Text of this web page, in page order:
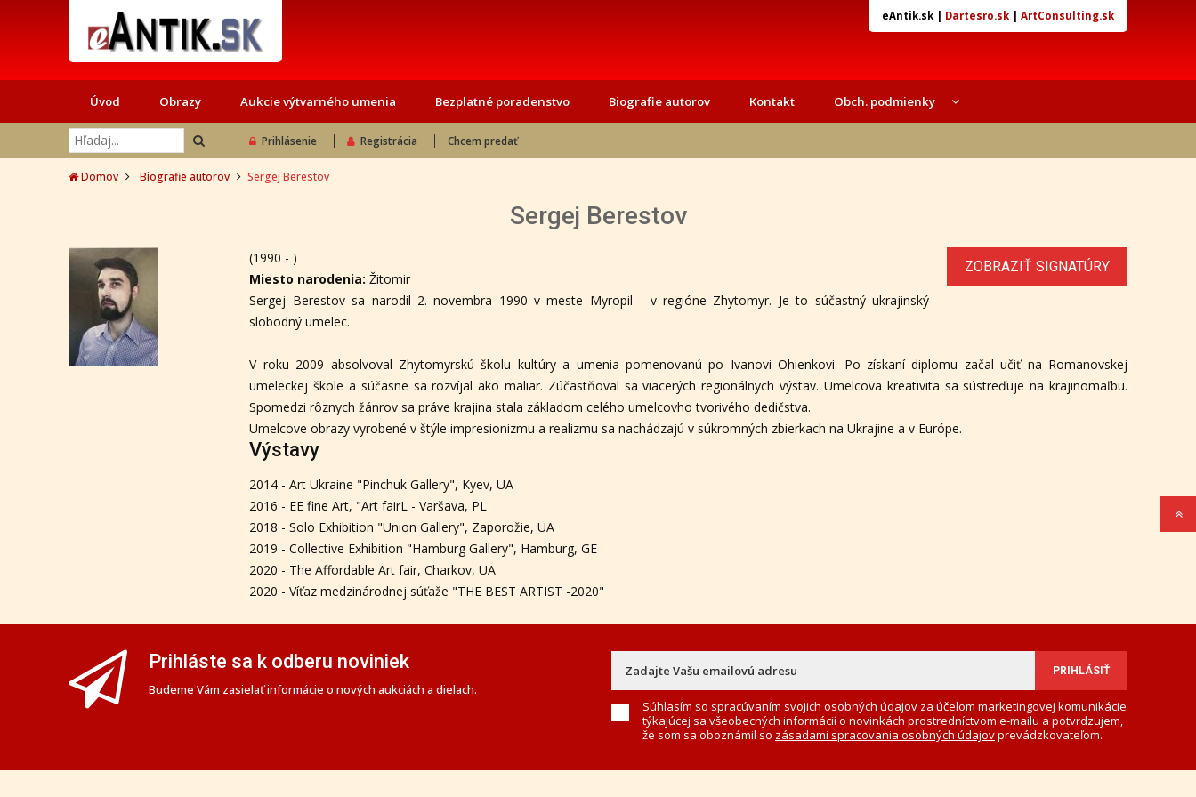
eAntik.sk| Dartesro.sk| ArtConsulting.sk
Úvod Obrazy Aukcie výtvarného umenia Bezplatné poradenstvo Biografie autorov Kontakt Obch. podmienky
Prihlásenie Registrácia Chcem predať
Domov Biografie autorov Sergej Berestov
Sergej Berestov
ZOBRAZIŤ SIGNATÚRY
(1990 - )
Miesto narodenia:Žitomir
Sergej Berestov sa narodil 2. novembra 1990 v meste Myropil - v regióne Zhytomyr. Je to súčastný ukrajinský
slobodný umelec.
V roku 2009 absolvoval Zhytomyrskú školu kultúry a umenia pomenovanú po Ivanovi Ohienkovi. Po získaní diplomu začal učiť na Romanovskej
umeleckej škole a súčasne sa rozvíjal ako maliar. Zúčastňoval sa viacerých regionálnych výstav. Umelcova kreativita sa sústreďuje na krajinomaľbu.
Spomedzi rôznych žánrov sa práve krajina stala základom celého umelcovho tvorivého dedičstva.
Umelcove obrazy vyrobené v štýle impresionizmu a realizmu sa nachádzajú v súkromných zbierkach na Ukrajine a v Európe.
Výstavy
2014 - Art Ukraine "Pinchuk Gallery", Kyev, UA
2016 - EE fine Art, "Art fairL - Varšava, PL
2018 - Solo Exhibition "Union Gallery", Zaporožie, UA
2019 - Collective Exhibition "Hamburg Gallery", Hamburg, GE
2020 - The Affordable Art fair, Charkov, UA
2020 - Víťaz medzinárodnej súťaže "THE BEST ARTIST -2020"
Prihláste sa k odberu noviniek
Budeme Vám zasielať informácie o nových aukciách a dielach.
Súhlasím so spracúvaním svojich osobných údajov za účelom marketingovej komunikácie
týkajúcej sa všeobecných informácií o novinkách prostredníctvom e-mailu a potvrdzujem,
že som sa oboznámil so zásadami spracovania osobných údajovprevádzkovateľom.